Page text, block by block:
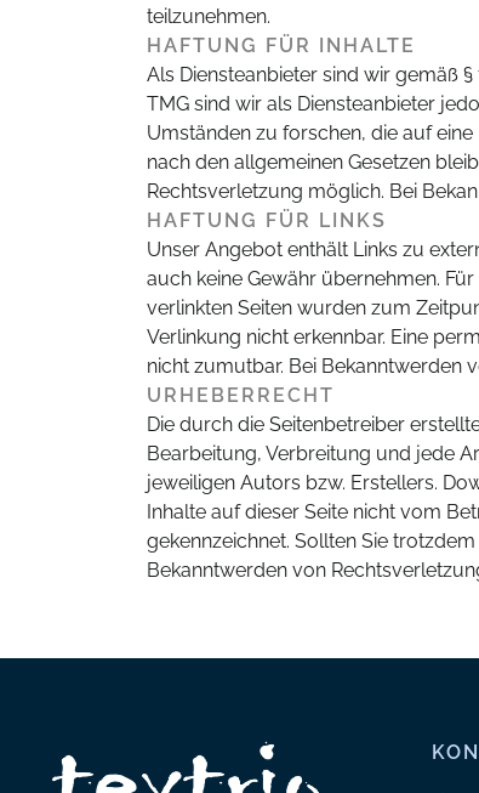
teilzunehmen.
HAFTUNG FÜR INHALTE
Als Diensteanbieter sind wir gemäß
TMG sind wir als Diensteanbieter
Umständen zu forschen, die auf
nach den allgemeinen Gesetzen
Rechtsverletzung möglich. Bei
HAFTUNG FÜR LINKS
Unser Angebot enthält Links zu
auch keine Gewähr übernehmen.
verlinkten Seiten wurden zum
Verlinkung nicht erkennbar. Eine
nicht zumutbar. Bei Bekanntwerden
URHEBERRECHT
Die durch die Seitenbetreiber
Bearbeitung, Verbreitung und jede
jeweiligen Autors bzw. Erstellers.
Inhalte auf dieser Seite nicht vom
gekennzeichnet. Sollten Sie
Bekanntwerden von